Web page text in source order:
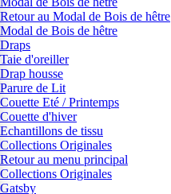
Retour au Modal de Bois de hêtre
Modal de Bois de hêtre
Draps
Taie d'oreiller
Drap housse
Parure de Lit
Couette Eté / Printemps
Couette d'hiver
Echantillons de tissu
Collections Originales
Retour au menu principal
Collections Originales
Gatsby